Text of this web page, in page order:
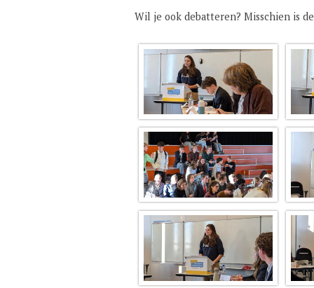
Wil je ook debatteren? Misschien is de